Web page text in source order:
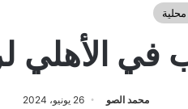
محلية
في الأهلي
محمد الصو 26 يونيو، 2024